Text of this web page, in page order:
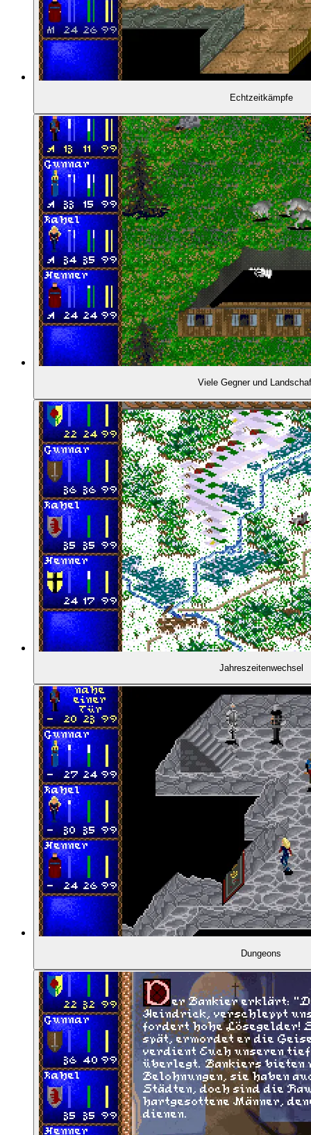
02:10:05 - Das Spiel muss raus
02:11:48 - Gekürzte Features
02:14:02 - Gravierende Bugs zerstören den Erfolg des
02:16:37 - Hat Darklands Microproses Schicksal besiegelt?
02:20:40 - "Die Kosten fehlerhafter Produkte"
02:21:25 - Keine Chance auf Fortsetzungen
02:22:43 - Der weitere Weg der Beteiligten
02:23:35 - Ein Darklands-Nachfolger
02:26:21 - Die Faszination von Selbstbestimmtheit
02:28:58 - Ereignisgetriebene Spielerfahrung
02:30:35 - Eine Fülle von Mikroerzählungen ohne Plot
02:32:03 - Europäische Mythenwelt
02:34:04 - Die Heldengruppe als Teil des kulturellen
02:37:24 - Mühsame Dungeons
02:40:30 - Fazit
02:42:02 VERABSCHIEDUNG
Echtzeitkämpfe
Viele Gegner und
Jahreszeitenwechsel
Dungeons